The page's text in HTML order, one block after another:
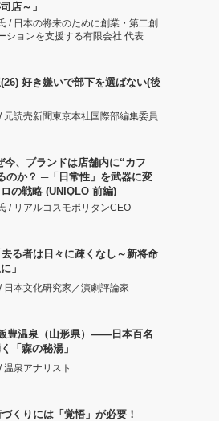
店～」
/ 日本の将来のために創業・第二創
ションを支援する有限会社 代表
好き嫌いで部下を選ばない(後
元読売新聞東京本社国際部編集委員
、ブランドは店舗内に“カフ
のか？ ─「日常性」を武器に変
の戦略 (UNIQLO 前編)
/ リアルコスモポリタンCEO
る者は日々に疎くなし～新将命
」
日本文化研究家／演劇評論家
豊温泉（山形県）――日本百名
「森の秘湯」
温泉アナリスト
くりには「覚悟」が必要！